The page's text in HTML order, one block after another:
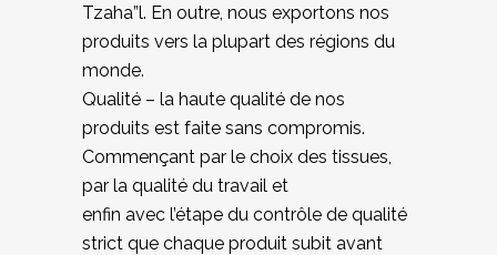
Tzaha”l. En outre, nous exportons nos
produits vers la plupart des régions du
monde.
Qualité – la haute qualité de nos
produits est faite sans compromis.
Commençant par le choix des tissues,
par la qualité du travail et
enfin avec l’étape du contrôle de qualité
strict que chaque produit subit avant